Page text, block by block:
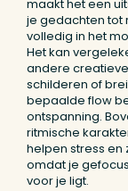
maakt het een
je gedachten tot
volledig in het
Het kan
andere
schilderen of
bepaalde flow
ontspanning.
ritmische
helpen stress en
omdat je
voor je ligt.